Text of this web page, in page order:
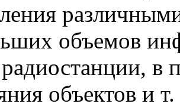
объемов
в
объектов и